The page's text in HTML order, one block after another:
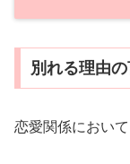
別れる理由
恋愛関係におい